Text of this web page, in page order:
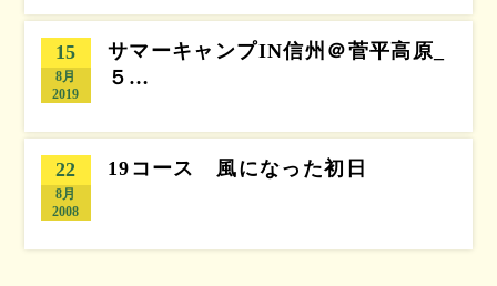
15
8月
2019
サマーキャンプIN信州＠菅平高原_
５…
22
8月
2008
19コース 風になった初日